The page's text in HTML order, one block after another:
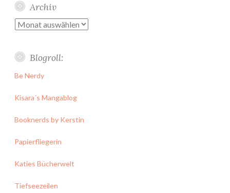
Archiv
Archiv
Blogroll:
Be Nerdy
Kisara´s Mangablog
Booknerds by Kerstin
Papierfliegerin
Katies Bücherwelt
Tiefseezeilen